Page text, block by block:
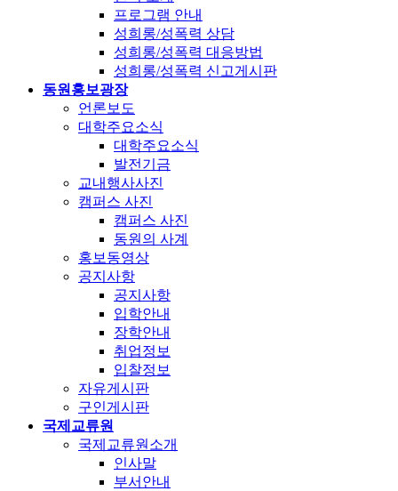
프로그램 안내
성희롱/성폭력 상담
성희롱/성폭력 대응방법
성희롱/성폭력 신고게시판
동원홍보광장
언론보도
대학주요소식
대학주요소식
발전기금
교내행사사진
캠퍼스 사진
캠퍼스 사진
동원의 사계
홍보동영상
공지사항
공지사항
입학안내
장학안내
취업정보
입찰정보
자유게시판
구인게시판
국제교류원
국제교류원소개
인사말
부서안내